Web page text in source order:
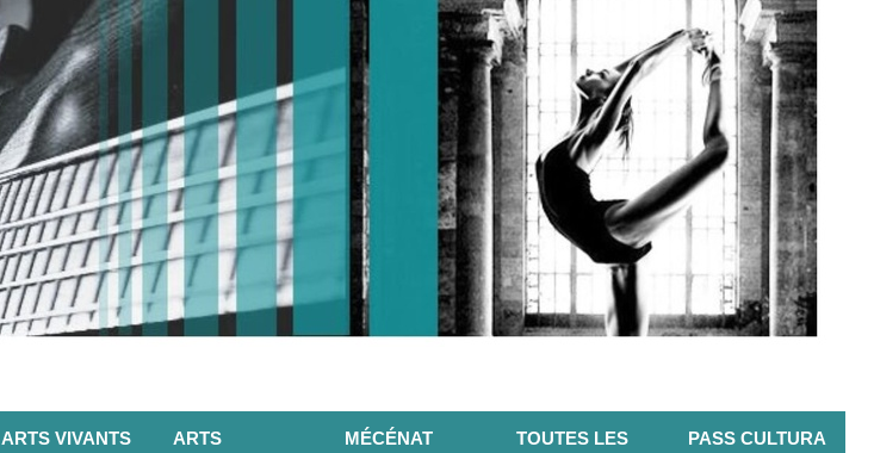
ARTS VIVANTS
ARTS
MÉCÉNAT
TOUTES LES
PASS CULTURA